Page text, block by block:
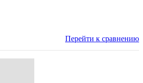
Перейти к сравнению